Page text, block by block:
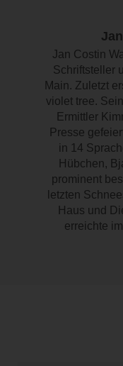
Jan Costin
Schriftsteller
Main. Zuletzt
violet tree.
Ermittler
Presse
in 14
Hübchen,
prominent
letzten
Haus und
erreichte